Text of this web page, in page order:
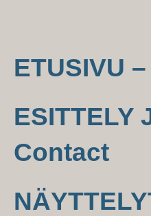
ETUSIVU
ESITTELY
Contact